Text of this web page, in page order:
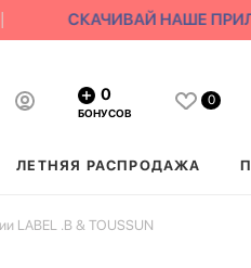
СКАЧИВАЙ НАШЕ
0
БОНУСОВ
0
ЛЕТНЯЯ РАСПРОДАЖА
LABEL .B & TOUSSUN